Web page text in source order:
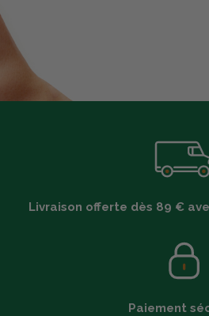
Livraison offerte dès 89 €
Paiement